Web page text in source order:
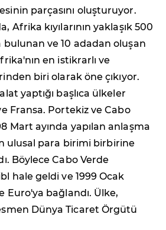
parçasını oluşturuyor.
Afrika kıyılarının yaklaşık 500
bulunan ve 10 adadan oluşan
en istikrarlı ve
biri olarak öne çıkıyor.
yaptığı başlıca ülkeler
Fransa. Portekiz ve Cabo
Mart ayında yapılan anlaşma
ulusal para birimi birbirine
Böylece Cabo Verde
hale geldi ve 1999 Ocak
Euro'ya bağlandı. Ülke,
Dünya Ticaret Örgütü